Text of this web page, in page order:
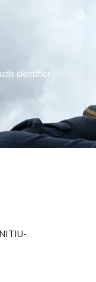
Skip to navigation
científics